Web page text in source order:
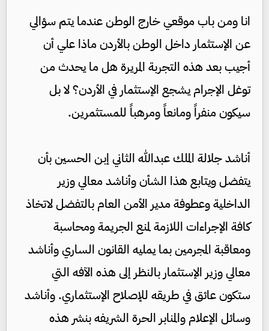
انا ومن باب موقعي خارج الوطن عندما يتم سؤالي
عن الإستثمار داخل الوطن بالأردن ماذا علي أن
أجيب بعد هذه التجربة المريرة هل ما يحدث من
توغل الإجرام يشجع الإستثمار في الأردن؟ لا بل
سيكون منفراً ومانعاً ومرهباً للمستثمرين.
أناشد جلالة الملك عبدالله الثاني إبن الحسين بأن
يتفضل ويتابع هذا الشأن وأناشد معالي وزير
الداخلية وعطوفة مدير الأمن العام بالتفضل لاتخاذ
كافة الإجراءات اللازمة لمنع الجريمة ومحاسبة
ومعاقبة المجرمين بما يمليه القانون الساري وأناشد
معالي وزير الإستثمار بالنظر إلى هذه الآفه التي
ستكون عائق في طريقه للإصلاح الإستثماري. وأناشد
وسائل الإعلام والمنابر الحرة الشريفه بنشر هذه